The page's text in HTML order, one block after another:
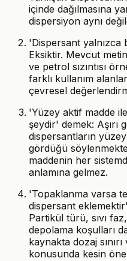
içinde dağılmasına
dispersiyon aynı
'Dispersant yalnızca
Eksiktir. Mevcut
ve petrol sızıntısı
farklı kullanım
çevresel
'Yüzey aktif madde
şeydir' demek: Aşırı
dispersantların
gördüğü
maddenin her
anlamına gelmez.
'Topaklanma varsa
dispersant
Partikül türü, sıvı
depolama koşulları
kaynakta dozaj
konusunda kesin